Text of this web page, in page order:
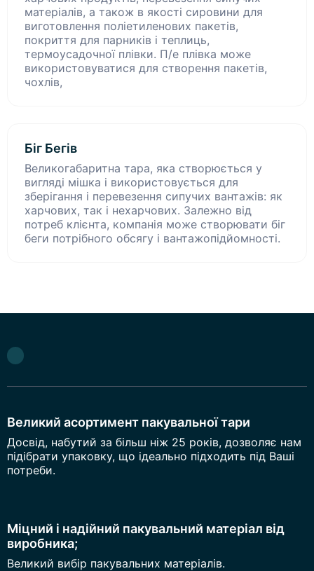
матеріалів, а також в якості сировини для
виготовлення поліетиленових пакетів,
покриття для парників і теплиць,
термоусадочної плівки. П/е плівка може
використовуватися для створення пакетів,
чохлів,
Біг Бегів
Великогабаритна тара, яка створюється у
вигляді мішка і використовується для
зберігання і перевезення сипучих вантажів: як
харчових, так і нехарчових. Залежно від
потреб клієнта, компанія може створювати біг
беги потрібного обсягу і вантажопідйомності.
Великий асортимент пакувальної тари
Досвід, набутий за більш ніж 25 років, дозволяє нам
підібрати упаковку, що ідеально підходить під Ваші
потреби.
Міцний і надійний пакувальний матеріал від
виробника;
Великий вибір пакувальних матеріалів.